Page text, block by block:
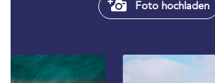
Foto hochladen